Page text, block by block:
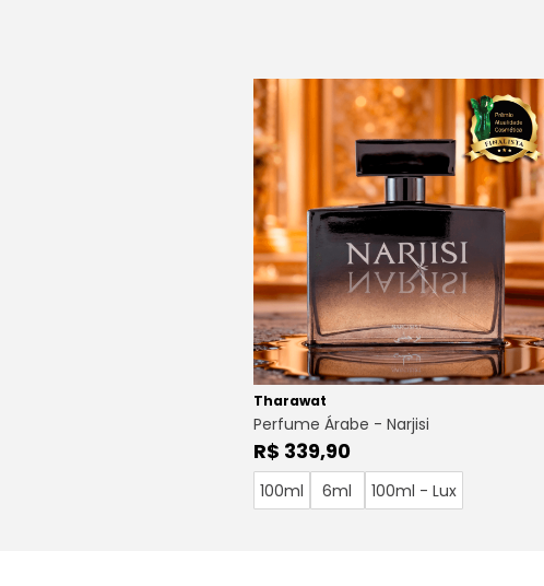
Tharawat
Perfume Árabe - Narjisi
R$ 339,90
100ml 6ml 100ml - Lux